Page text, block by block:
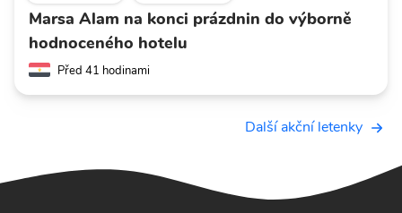
Marsa Alam na konci prázdnin do výborně
hodnoceného hotelu
Před 41 hodinami
Další akční letenky